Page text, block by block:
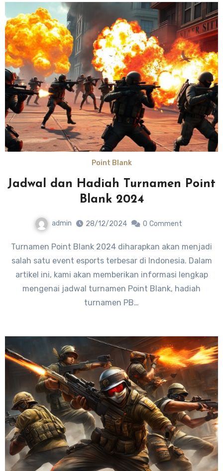
Point Blank
Jadwal dan Hadiah Turnamen Point
Blank 2024
admin 28/12/2024 0 Comment
Turnamen Point Blank 2024 diharapkan akan menjadi
salah satu event esports terbesar di Indonesia. Dalam
artikel ini, kami akan memberikan informasi lengkap
mengenai jadwal turnamen Point Blank, hadiah
turnamen PB…